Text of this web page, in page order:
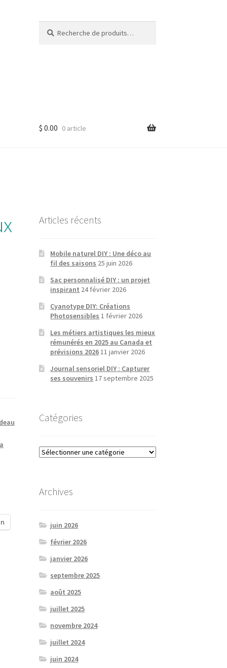
pour :
$ 0.00 0 article
Articles récents
Mobile naturel DIY : Une déco au
fil des saisons 25 juin 2026
Sac personnalisé DIY : un projet
inspirant 24 février 2026
Cyanotype DIY: Créations
Photosensibles 1 février 2026
Les métiers artistiques les mieux
rémunérés en 2025 au Canada et
prévisions 202611 janvier 2026
Journal sensoriel DIY : Capturer
ses souvenirs 17 septembre 2025
Catégories
Catégories
Archives
juin 2026
février 2026
janvier 2026
septembre 2025
août 2025
juillet 2025
novembre 2024
juillet 2024
juin 2024